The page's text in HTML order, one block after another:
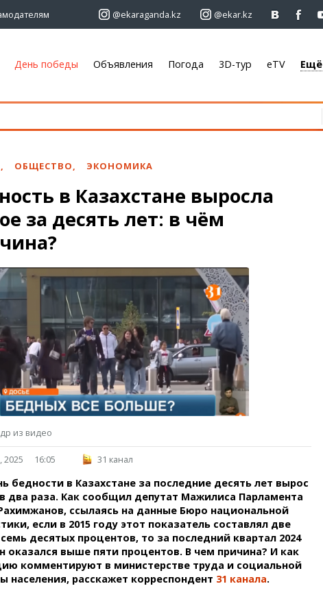
@ekaraganda.kz @ekar.kz
Объявления
Автомобили
Услуги
Электроника
Мебель
дорог
Погода
Темиртау
Балхаш
Жезказган
Справочник
Экстренные службы
Купить шины, легко!
День победы Объявления Погода 3D-тур eTV Ещё
, ОБЩЕСТВО, ЭКОНОМИКА
в Казахстане выросла
за десять лет: в чём
из видео
2025 16:05 31 канал
бедности в Казахстане за последние десять лет вырос
два раза. Как сообщил депутат Мажилиса Парламента
ссылаясь на данные Бюро национальной
если в 2015 году этот показатель составлял две
десятых процентов, то за последний квартал 2024
оказался выше пяти процентов. В чем причина? И как
комментируют в министерстве труда и социальной
населения, расскажет корреспондент 31 канала.